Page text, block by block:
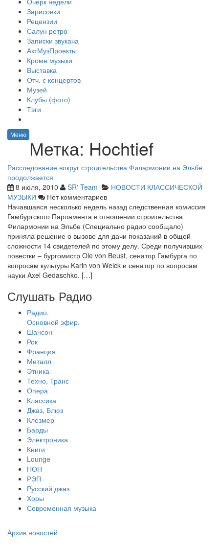
Зарисовки
Рецензии
Салун ретро
Записки звукача
АктМузПроекты
Кроме музыки
Выставка
Отч. с концертов
Музей
Клубы (фото)
Тэги
Меню
Метка: Hochtief
Расследование вокруг строительства Филармонии на Эльбе
продолжается
8 июля, 2010
SR' Team
НОВОСТИ КЛАССИЧЕСКОЙ
МУЗЫКИ
Нет комментариев
Начавшаяся несколько недель назад следственная комиссия
Гамбургского Парламента в отношении строительства
Филармонии на Эльбе (Специально радио сообщало)
приняла решение о вызове для дачи показаний в общей
сложности 14 свидетелей по этому делу. Среди получивших
повестки – бургомистр Ole von Beust, сенатор Гамбурга по
вопросам культуры Karin von Welck и сенатор по вопросам
науки Axel Gedaschko. […]
Слушать Радио
Радио.
Основной эфир.
Шансон
Рок
Франция
Металл
Этника
Техно, Транс
Опера
Классика
Джаз, Блюз
Клезмер
Барды
Электроника
Книги
Lounge
ПОП
РЭП
Русский джаз
Хоры
Современная музыка
Архив новостей